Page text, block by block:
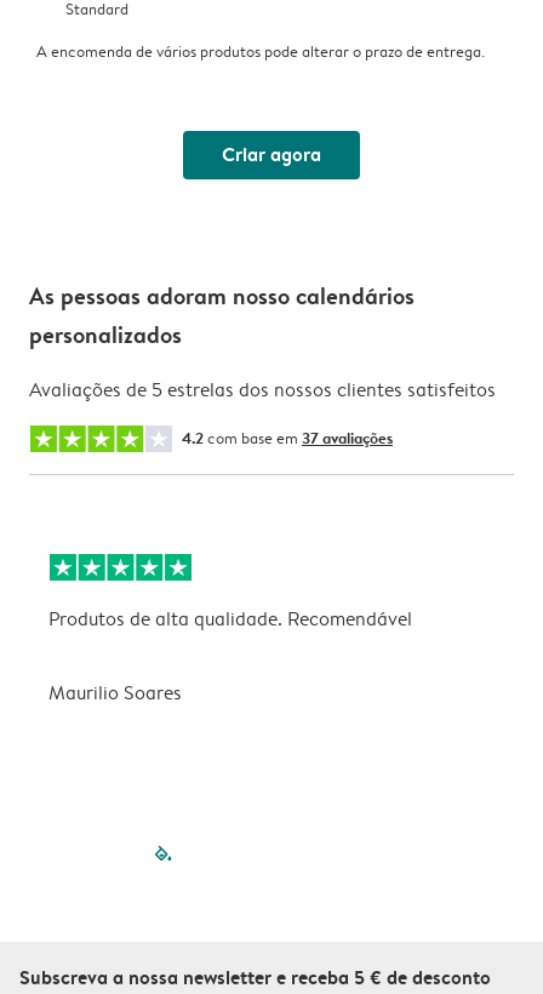
Standard
A encomenda de vários produtos pode alterar o prazo de entrega.
Criar agora
As pessoas adoram nosso calendários
personalizados
Avaliações de 5 estrelas dos nossos clientes satisfeitos
4.2com base em 37 avaliações
Produtos de alta qualidade. Recomendável
Maurilio Soares
filled-pagination
Subscreva a nossa newsletter e receba 5 € de desconto